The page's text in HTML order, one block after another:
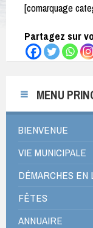
[comarquage
Partagez sur
MENU
BIENVENUE
VIE MUNICIPALE
DÉMARCHES EN
FÊTES
ANNUAIRE